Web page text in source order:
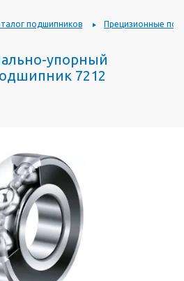
подшипников Прецизионные
упорный
7212